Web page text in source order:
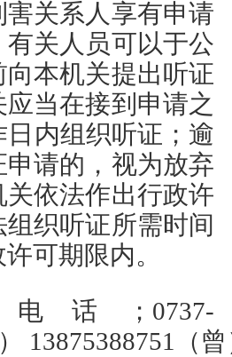
关系人享有申请
有关人员可以于公
本机关提出听证
当在接到申请之
日内组织听证；逾
请的，视为放弃
依法作出行政许
织听证所需时间
可期限内。
话； 0737-
13875388751
（